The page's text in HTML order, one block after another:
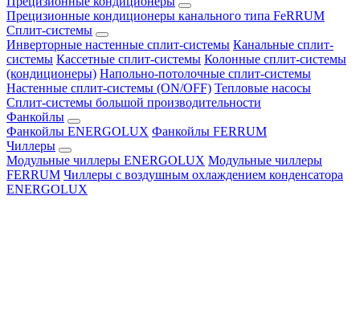
Прецизионные кондиционеры канального типа FeRRUM
Сплит-системы
Инверторные настенные сплит-системы Канальные сплит-
системы Кассетные сплит-системы Колонные сплит-системы
(кондиционеры) Напольно-потолочные сплит-системы
Настенные сплит-системы (ON/OFF) Тепловые насосы
Сплит-системы большой производительности
Фанкойлы
Фанкойлы ENERGOLUX Фанкойлы FERRUM
Чиллеры
Модульные чиллеры ENERGOLUX Модульные чиллеры
FERRUM Чиллеры с воздушным охлаждением конденсатора
ENERGOLUX